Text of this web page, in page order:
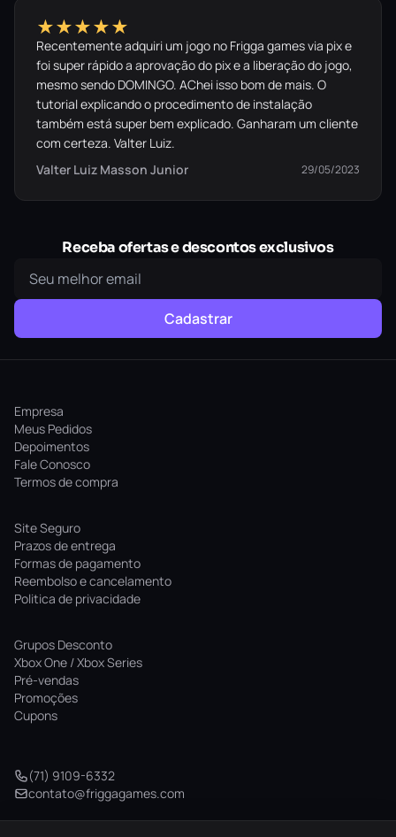
★★★★★
Recentemente adquiri um jogo no Frigga games via pix e
foi super rápido a aprovação do pix e a liberação do jogo,
mesmo sendo DOMINGO. AChei isso bom de mais. O
tutorial explicando o procedimento de instalação
também está super bem explicado. Ganharam um cliente
com certeza. Valter Luiz.
Valter Luiz Masson Junior
29/05/2023
Receba ofertas e descontos exclusivos
Cadastrar
Empresa
Meus Pedidos
Depoimentos
Fale Conosco
Termos de compra
Site Seguro
Prazos de entrega
Formas de pagamento
Reembolso e cancelamento
Politica de privacidade
Grupos Desconto
Xbox One / Xbox Series
Pré-vendas
Promoções
Cupons
(71) 9109-6332
contato@friggagames.com